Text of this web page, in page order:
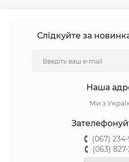
Слідкуйте за
Наша
Ми з
(067)
(063)